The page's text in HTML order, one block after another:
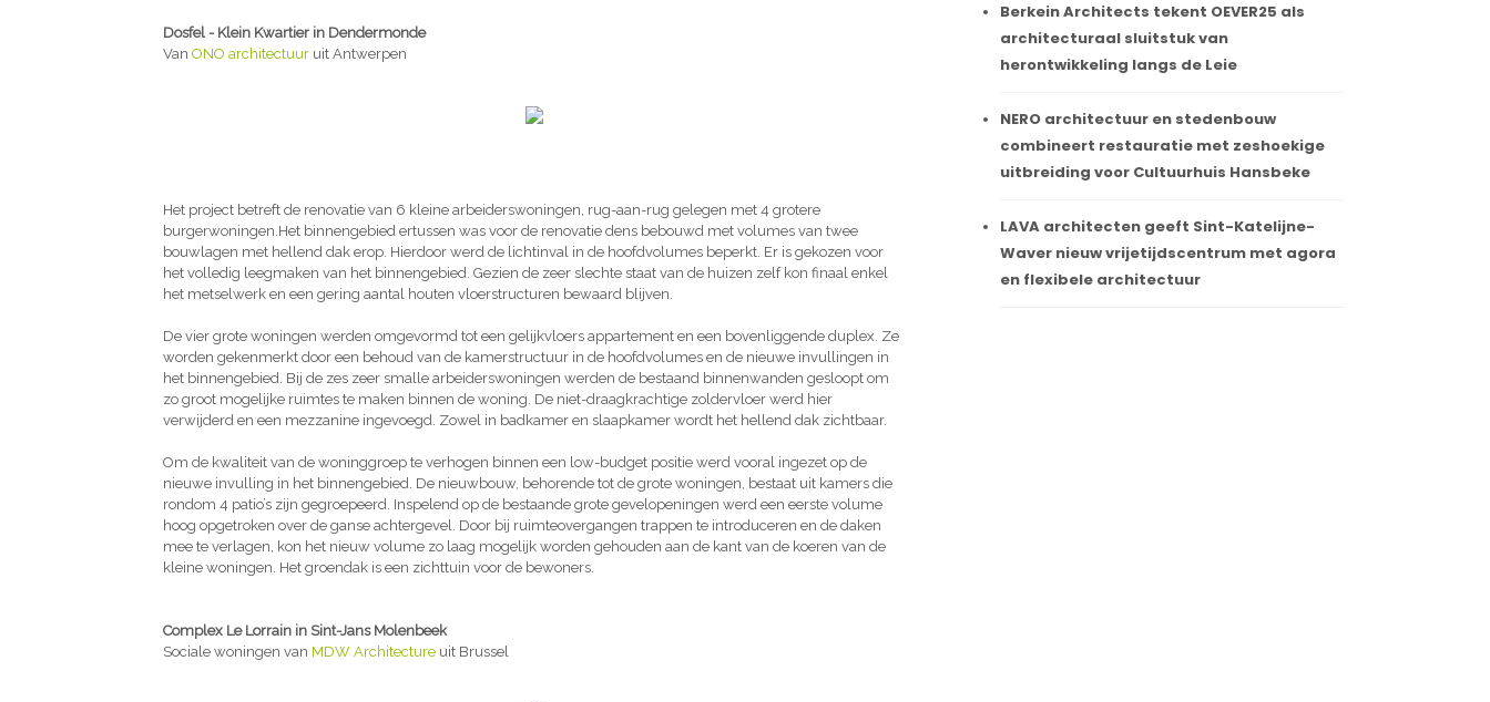
Dosfel - Klein Kwartier in Dendermonde
Van ONO architectuur uit Antwerpen
Het project betreft de renovatie van 6 kleine arbeiderswoningen, rug-aan-rug gelegen met 4 grotere
burgerwoningen.Het binnengebied ertussen was voor de renovatie dens bebouwd met volumes van twee
bouwlagen met hellend dak erop. Hierdoor werd de lichtinval in de hoofdvolumes beperkt. Er is gekozen voor
het volledig leegmaken van het binnengebied. Gezien de zeer slechte staat van de huizen zelf kon finaal enkel
het metselwerk en een gering aantal houten vloerstructuren bewaard blijven.
De vier grote woningen werden omgevormd tot een gelijkvloers appartement en een bovenliggende duplex. Ze
worden gekenmerkt door een behoud van de kamerstructuur in de hoofdvolumes en de nieuwe invullingen in
het binnengebied. Bij de zes zeer smalle arbeiderswoningen werden de bestaand binnenwanden gesloopt om
zo groot mogelijke ruimtes te maken binnen de woning. De niet-draagkrachtige zoldervloer werd hier
verwijderd en een mezzanine ingevoegd. Zowel in badkamer en slaapkamer wordt het hellend dak zichtbaar.
Om de kwaliteit van de woninggroep te verhogen binnen een low-budget positie werd vooral ingezet op de
nieuwe invulling in het binnengebied. De nieuwbouw, behorende tot de grote woningen, bestaat uit kamers die
rondom 4 patio’s zijn gegroepeerd. Inspelend op de bestaande grote gevelopeningen werd een eerste volume
hoog opgetroken over de ganse achtergevel. Door bij ruimteovergangen trappen te introduceren en de daken
mee te verlagen, kon het nieuw volume zo laag mogelijk worden gehouden aan de kant van de koeren van de
kleine woningen. Het groendak is een zichttuin voor de bewoners.
Complex Le Lorrain in Sint-Jans Molenbeek
Sociale woningen van MDW Architecture uit Brussel
Berkein Architects tekent OEVER25 als
architecturaal sluitstuk van
herontwikkeling langs de Leie
NERO architectuur en stedenbouw
combineert restauratie met zeshoekige
uitbreiding voor Cultuurhuis Hansbeke
LAVA architecten geeft Sint-Katelijne-
Waver nieuw vrijetijdscentrum met agora
en flexibele architectuur